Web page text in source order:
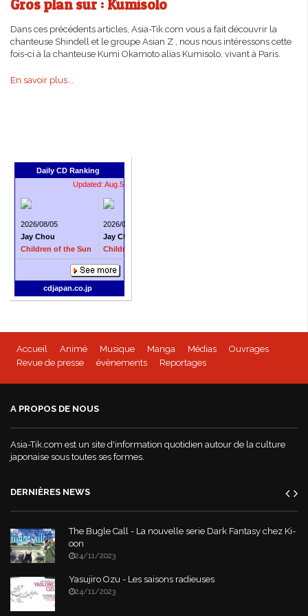
Gros plan sur : Kumisolo
Dans ces précédents articles, Asia-Tik.com vous a fait découvrir la
chanteuse Shindell et le groupe Asian Z , nous nous intéressons cette
fois-ci à la chanteuse Kumi Okamoto alias Kumisolo, vivant à Paris.
En savoir plus...
Daily CD Ranking
Updated: Aug.5
2026/08/05
Jay Chou
Children of the Sun
2026/08/05
Jay Chou
Children of the Sun
cdjapan.co.jp
Accueil Animé Musique Manga Médias
Ouvrages
Revue de presse
évènements Reportages
A PROPOS DE NOUS
Asia-Tik.com est un site d'information quotidien autour de la culture
japonaise sous toutes ses formes.
DERNIÈRES NEWS
The Bugle Call - La nouvelle serie Dark Fantasy chez Ki-
oon
24/11/2023
Yasujiro Ozu - Les saisons radieuses
24/11/2023